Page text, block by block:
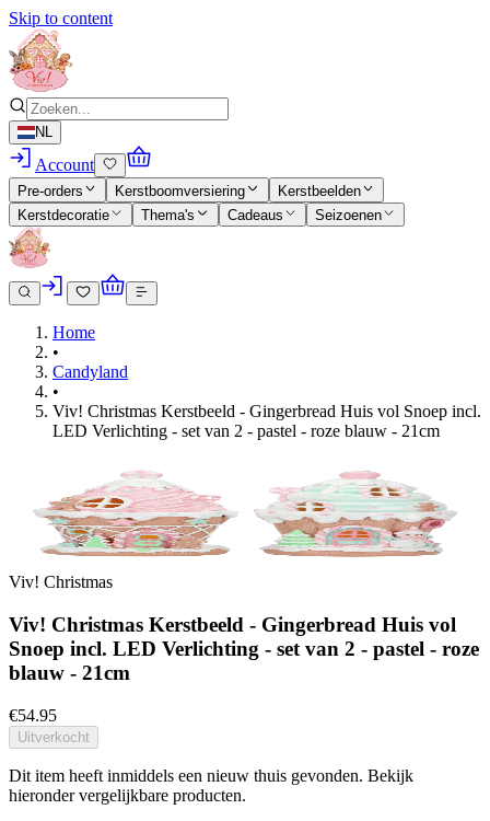
Skip to content
NL
Account
Pre-orders Kerstboomversiering
Kerstbeelden
Kerstdecoratie
Thema's Cadeaus Seizoenen
Home
•
Candyland
•
Viv! Christmas Kerstbeeld - Gingerbread Huis vol Snoep incl.
LED Verlichting - set van 2 - pastel - roze blauw - 21cm
Viv! Christmas
Viv! Christmas Kerstbeeld - Gingerbread Huis vol
Snoep incl. LED Verlichting - set van 2 - pastel - roze
blauw - 21cm
€54.95
Uitverkocht
Dit item heeft inmiddels een nieuw thuis gevonden. Bekijk
hieronder vergelijkbare producten.